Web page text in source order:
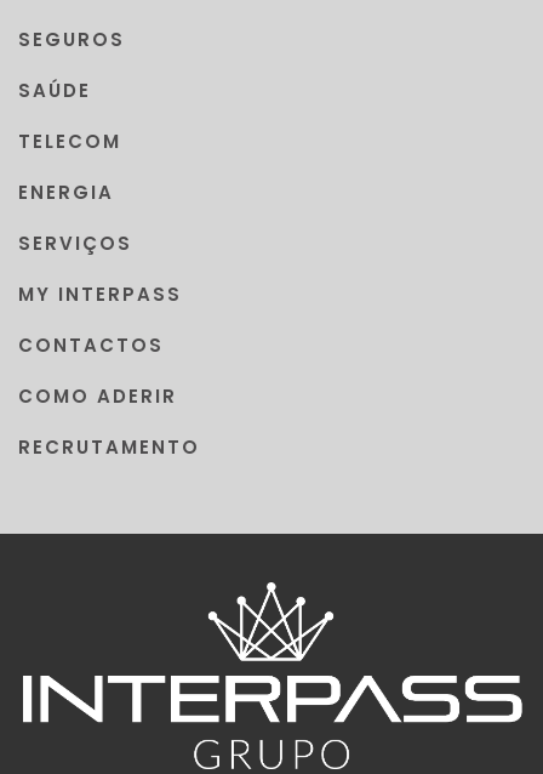
SEGUROS
SAÚDE
TELECOM
ENERGIA
SERVIÇOS
MY INTERPASS
CONTACTOS
COMO ADERIR
RECRUTAMENTO